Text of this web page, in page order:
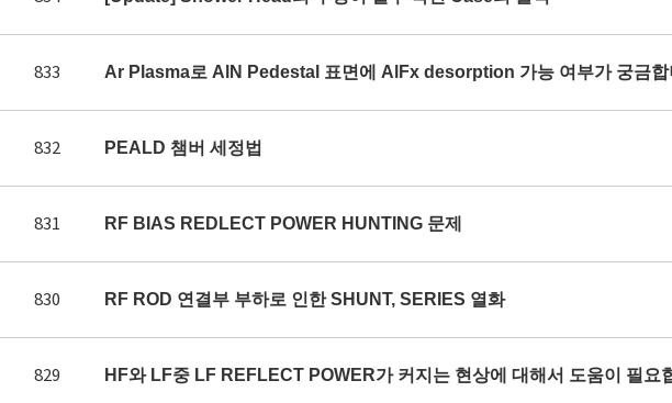
833 Ar Plasma로 AlN Pedestal 표면에 AlFx desorption 가능 여부가 궁금합
832 PEALD 챔버 세정법
831 RF BIAS REDLECT POWER HUNTING 문제
830 RF ROD 연결부 부하로 인한 SHUNT, SERIES 열화
829 HF와 LF중 LF REFLECT POWER가 커지는 현상에 대해서 도움이 필요